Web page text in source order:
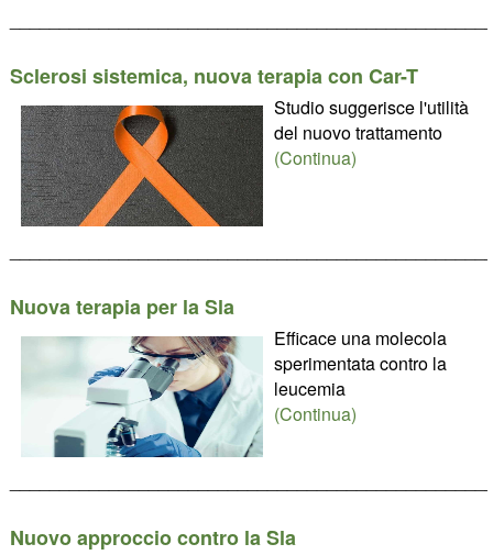
Sclerosi sistemica, nuova terapia con Car-T
Studio suggerisce l'utilità
del nuovo trattamento
(Continua)
Nuova terapia per la Sla
Efficace una molecola
sperimentata contro la
leucemia
(Continua)
Nuovo approccio contro la Sla